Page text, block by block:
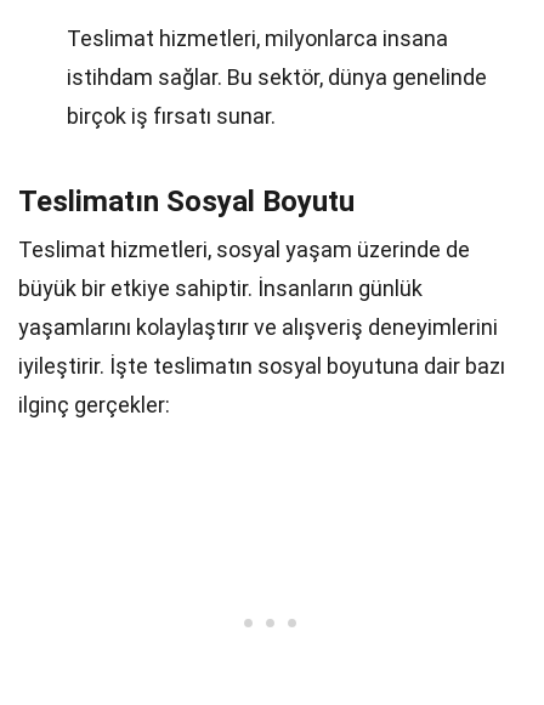
Teslimat hizmetleri, milyonlarca insana
istihdam sağlar. Bu sektör, dünya genelinde
birçok iş fırsatı sunar.
Teslimatın Sosyal Boyutu
Teslimat hizmetleri, sosyal yaşam üzerinde de
büyük bir etkiye sahiptir. İnsanların günlük
yaşamlarını kolaylaştırır ve alışveriş deneyimlerini
iyileştirir. İşte teslimatın sosyal boyutuna dair bazı
ilginç gerçekler: